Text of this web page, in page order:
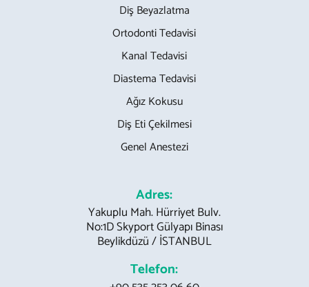
Diş Beyazlatma
Ortodonti Tedavisi
Kanal Tedavisi
Diastema Tedavisi
Ağız Kokusu
Diş Eti Çekilmesi
Genel Anestezi
Adres:
Yakuplu Mah. Hürriyet Bulv.
No:1D Skyport Gülyapı Binası
Beylikdüzü / İSTANBUL
Telefon: